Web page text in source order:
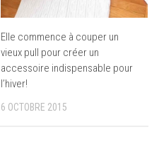
Elle commence à couper un
vieux pull pour créer un
accessoire indispensable pour
l’hiver!
6 OCTOBRE 2015